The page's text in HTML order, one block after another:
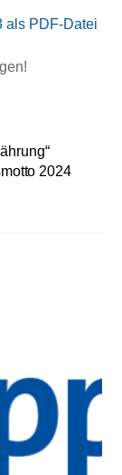
als PDF-Datei
2024